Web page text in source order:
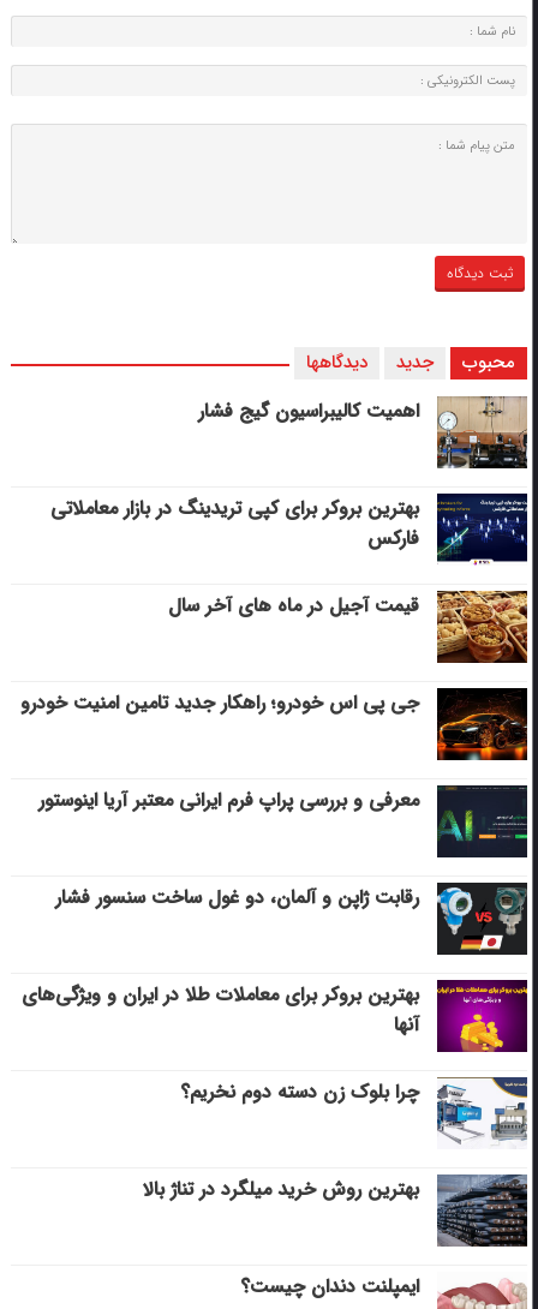
محبوب جدید دیدگاهها
اهمیت کالیبراسیون گیج فشار
بهترین بروکر برای کپی‌ تریدینگ در بازار معاملاتی
فارکس
قیمت آجیل در ماه های آخر سال
جی پی اس خودرو؛ راهکار جدید تامین امنیت خودرو
معرفی و بررسی پراپ فرم ایرانی معتبر آریا اینوستور
رقابت ژاپن و آلمان، دو غول ساخت سنسور فشار
بهترین بروکر برای معاملات طلا در ایران و ویژگی‌های
آنها
چرا بلوک زن دسته دوم نخریم؟
بهترین روش خرید میلگرد در تناژ بالا
ایمپلنت دندان چیست؟